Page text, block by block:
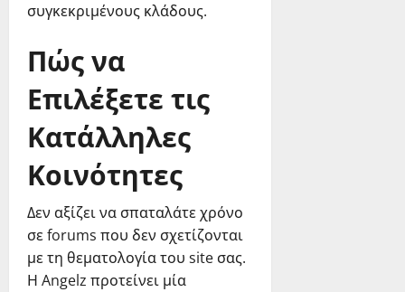
συγκεκριμένους κλάδους.
Πώς να
Επιλέξετε τις
Κατάλληλες
Κοινότητες
Δεν αξίζει να σπαταλάτε χρόνο
σε forums που δεν σχετίζονται
με τη θεματολογία του site σας.
Η Angelz προτείνει μία